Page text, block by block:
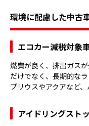
環境に配慮した中古
エコカー減税対象
燃費が良く、排出ガス
だけでなく、長期的な
プリウスやアクアなど
アイドリングスト